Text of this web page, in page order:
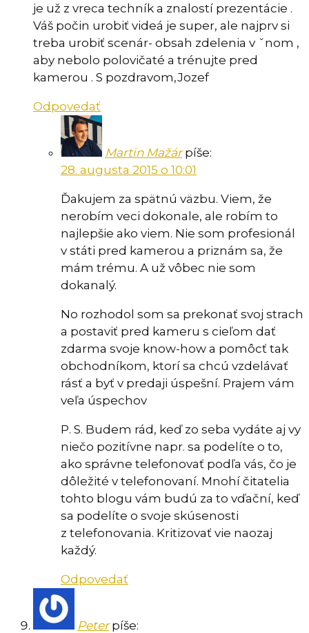
je už z vreca techník a znalostí prezentácie .
Váš počin urobiť videá je super, ale najprv si
treba urobiť scenár- obsah zdelenia v ˇnom ,
aby nebolo polovičaté a trénujte pred
kamerou . S pozdravom,Jozef
Odpovedať
Martin Mažár píše:
28. augusta 2015 o 10:01
Ďakujem za spätnú väzbu. Viem, že
nerobím veci dokonale, ale robím to
najlepšie ako viem. Nie som profesionál
v státi pred kamerou a priznám sa, že
mám trému. A už vôbec nie som
dokanalý.
No rozhodol som sa prekonať svoj strach
a postaviť pred kameru s cieľom dať
zdarma svoje know-how a pomôcť tak
obchodníkom, ktorí sa chcú vzdelávať
rásť a byť v predaji úspešní. Prajem vám
veľa úspechov
P. S. Budem rád, keď zo seba vydáte aj vy
niečo pozitívne napr. sa podelíte o to,
ako správne telefonovať podľa vás, čo je
dôležité v telefonovaní. Mnohí čitatelia
tohto blogu vám budú za to vďační, keď
sa podelíte o svoje skúsenosti
z telefonovania. Kritizovať vie naozaj
každý.
Odpovedať
Peter píše: